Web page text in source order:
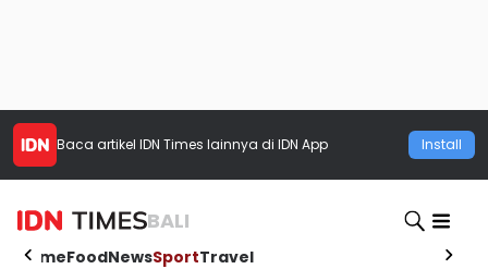
Baca artikel IDN Times lainnya di IDN App Install
BALI
HomeFoodNewsSportTravel